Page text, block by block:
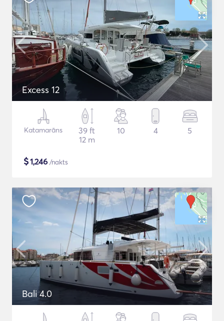
Excess 12
Katamarāns
39 ft
12 m
10 4 5
$1,246 /nakts
Bali 4.0